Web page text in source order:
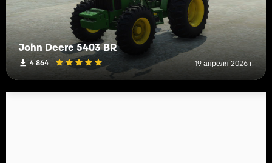
John Deere 5403 BR
4 864 19 апреля 2026 г.